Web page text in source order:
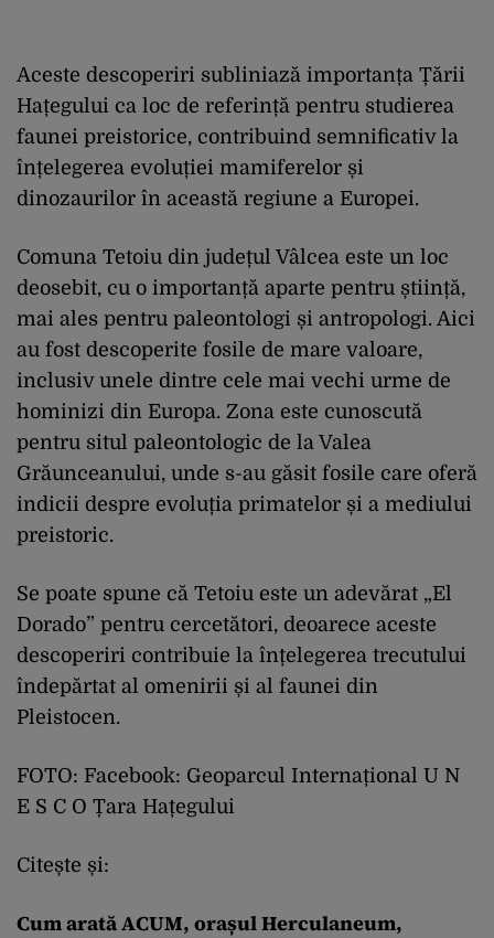
Aceste descoperiri subliniază importanța Țării
Hațegului ca loc de referință pentru studierea
faunei preistorice, contribuind semnificativ la
înțelegerea evoluției mamiferelor și
dinozaurilor în această regiune a Europei.
Comuna Tetoiu din județul Vâlcea este un loc
deosebit, cu o importanță aparte pentru știință,
mai ales pentru paleontologi și antropologi. Aici
au fost descoperite fosile de mare valoare,
inclusiv unele dintre cele mai vechi urme de
hominizi din Europa. Zona este cunoscută
pentru situl paleontologic de la Valea
Grăunceanului, unde s-au găsit fosile care oferă
indicii despre evoluția primatelor și a mediului
preistoric.
Se poate spune că Tetoiu este un adevărat „El
Dorado” pentru cercetători, deoarece aceste
descoperiri contribuie la înțelegerea trecutului
îndepărtat al omenirii și al faunei din
Pleistocen.
FOTO: Facebook: Geoparcul Internațional U N
E S C O Țara Hațegului
Citește și:
Cum arată ACUM, orașul Herculaneum,